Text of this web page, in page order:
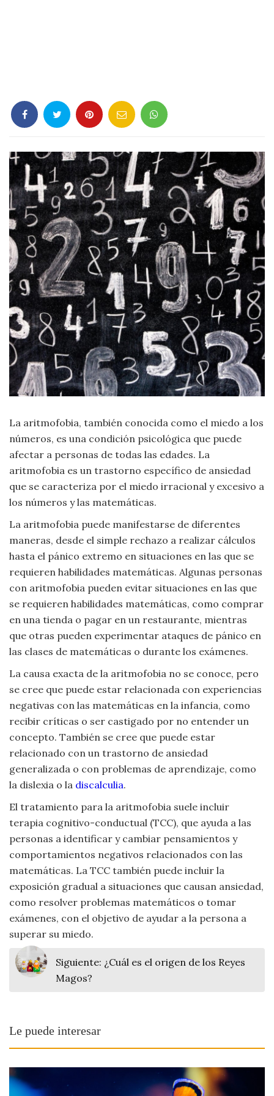
Gastronomía
Historia
Lenguaje
Leyes
Literatura
Moda
y
Tendencias
Naturaleza
Psicología
Salud
Sociología
Tecnología
Universo
Viajar
La aritmofobia, también conocida como el miedo a los
números, es una condición psicológica que puede
afectar a personas de todas las edades. La
aritmofobia es un trastorno específico de ansiedad
que se caracteriza por el miedo irracional y excesivo a
los números y las matemáticas.
La aritmofobia puede manifestarse de diferentes
maneras, desde el simple rechazo a realizar cálculos
hasta el pánico extremo en situaciones en las que se
requieren habilidades matemáticas. Algunas personas
con aritmofobia pueden evitar situaciones en las que
se requieren habilidades matemáticas, como comprar
en una tienda o pagar en un restaurante, mientras
que otras pueden experimentar ataques de pánico en
las clases de matemáticas o durante los exámenes.
La causa exacta de la aritmofobia no se conoce, pero
se cree que puede estar relacionada con experiencias
negativas con las matemáticas en la infancia, como
recibir críticas o ser castigado por no entender un
concepto. También se cree que puede estar
relacionado con un trastorno de ansiedad
generalizada o con problemas de aprendizaje, como
la dislexia o la discalculia.
El tratamiento para la aritmofobia suele incluir
terapia cognitivo-conductual (TCC), que ayuda a las
personas a identificar y cambiar pensamientos y
comportamientos negativos relacionados con las
matemáticas. La TCC también puede incluir la
exposición gradual a situaciones que causan ansiedad,
como resolver problemas matemáticos o tomar
exámenes, con el objetivo de ayudar a la persona a
superar su miedo.
Siguiente: ¿Cuál es el origen de los Reyes
Magos?
Le puede interesar